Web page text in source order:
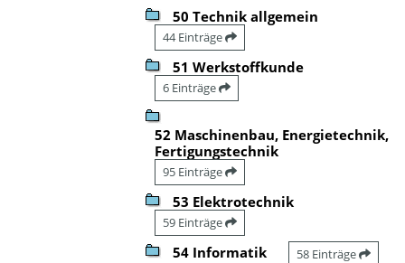
50 Technik allgemein
44 Einträge
51 Werkstoffkunde
6 Einträge
52 Maschinenbau, Energietechnik,
Fertigungstechnik
95 Einträge
53 Elektrotechnik
59 Einträge
54 Informatik 58 Einträge